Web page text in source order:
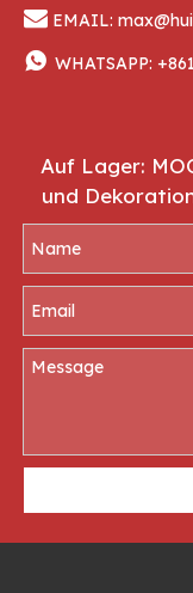
 EMAIL:
 WHATSAPP:
Auf Lager:
und